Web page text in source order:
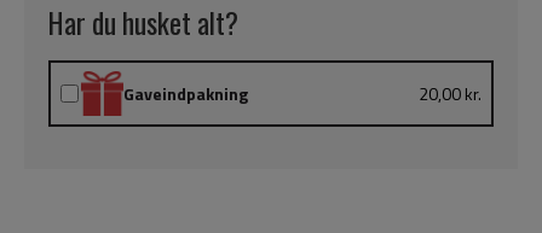
Har du husket alt?
Gaveindpakning 20,00 kr.